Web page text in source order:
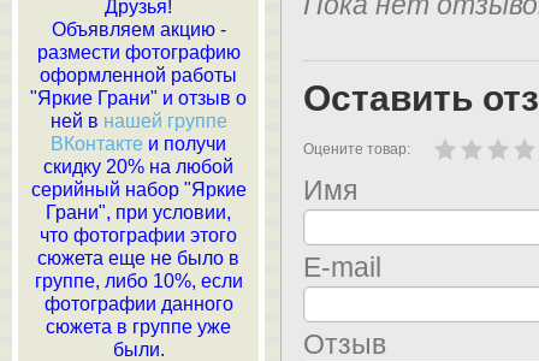
Оставить
Оцените товар:
Имя
E-mail
Отзыв
Друзья!
Объявляем акцию -
размести фотографию
оформленной работы
"Яркие Грани" и отзыв о
ней в нашей группе
ВКонтакте и получи
скидку 20% на любой
серийный набор "Яркие
Грани", при условии,
что фотографии этого
сюжета еще не было в
группе, либо 10%, если
фотографии данного
сюжета в группе уже
были.